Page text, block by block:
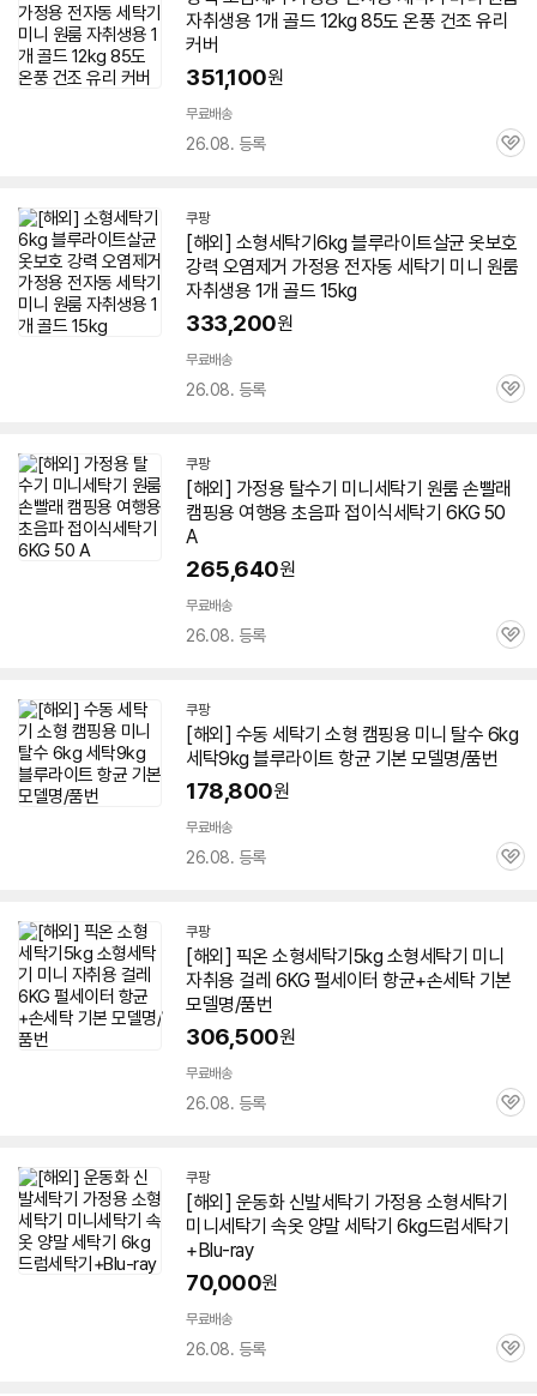
자취생용 1개 골드 12kg 85도 온풍 건조 유리
커버
351,100원
무료배송
26.08. 등록
관
쿠팡
[해외] 소형세탁기6kg 블루라이트살균 옷보호
강력 오염제거 가정용 전자동 세탁기 미니 원룸
자취생용 1개 골드 15kg
333,200원
무료배송
26.08. 등록
관
쿠팡
[해외] 가정용 탈수기 미니세탁기 원룸 손빨래
캠핑용 여행용 초음파 접이식세탁기 6KG 50
A
265,640원
무료배송
26.08. 등록
관
쿠팡
[해외] 수동 세탁기 소형 캠핑용 미니 탈수 6kg
세탁9kg 블루라이트 항균 기본 모델명/품번
178,800원
무료배송
26.08. 등록
관
쿠팡
[해외] 픽온 소형세탁기5kg 소형세탁기 미니
자취용 걸레 6KG 펄세이터 항균+손세탁 기본
모델명/품번
306,500원
무료배송
26.08. 등록
관
쿠팡
[해외] 운동화 신발세탁기 가정용 소형세탁기
미니세탁기 속옷 양말 세탁기 6kg드럼세탁기
+Blu-ray
70,000원
무료배송
26.08. 등록
관